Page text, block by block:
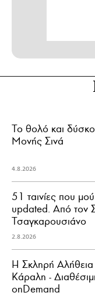
Το θολό και
Μονής Σινά
4.8.2026
51 ταινίες που
updated. Aπό τον
Τσαγκαρουσιάνο
2.8.2026
Η Σκληρή Αλήθεια
Κάραλη -
onDemand